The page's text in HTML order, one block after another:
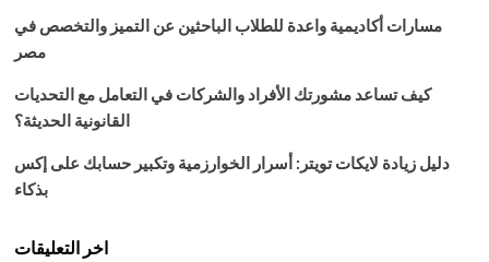
بث
في
نهائي
كأس
السوبر
السعودي
2022
مسارات أكاديمية واعدة للطلاب الباحثين عن التميز والتخصص في
مصر
كيف تساعد مشورتك الأفراد والشركات في التعامل مع التحديات
القانونية الحديثة؟
دليل زيادة لايكات تويتر: أسرار الخوارزمية وتكبير حسابك على إكس
بذكاء
اخر التعليقات